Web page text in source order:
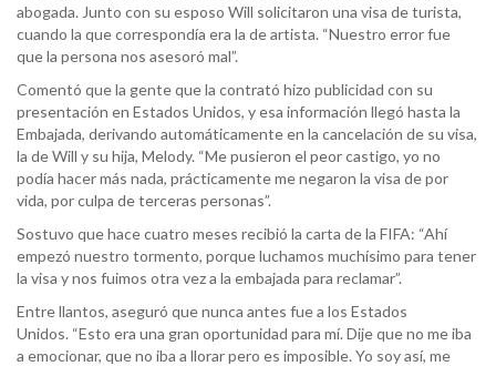
abogada. Junto con su esposo Will solicitaron una visa de turista,
cuando la que correspondía era la de artista. “Nuestro error fue
que la persona nos asesoró mal”.
Comentó que la gente que la contrató hizo publicidad con su
presentación en Estados Unidos, y esa información llegó hasta la
Embajada, derivando automáticamente en la cancelación de su visa,
la de Will y su hija, Melody. “Me pusieron el peor castigo, yo no
podía hacer más nada, prácticamente me negaron la visa de por
vida, por culpa de terceras personas”.
Sostuvo que hace cuatro meses recibió la carta de la FIFA: “Ahí
empezó nuestro tormento, porque luchamos muchísimo para tener
la visa y nos fuimos otra vez a la embajada para reclamar”.
Entre llantos, aseguró que nunca antes fue a los Estados
Unidos. “Esto era una gran oportunidad para mí. Dije que no me iba
a emocionar, que no iba a llorar pero es imposible. Yo soy así, me